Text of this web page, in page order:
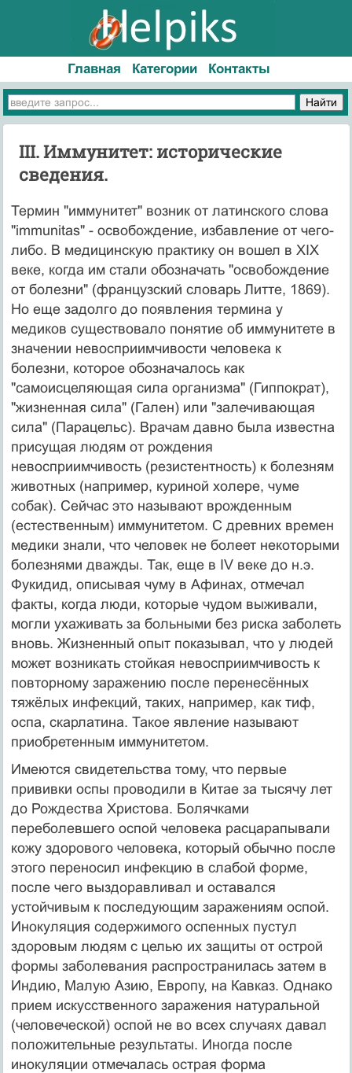
Главная Категории Контакты
III. Иммунитет: исторические
сведения.
Термин "иммунитет" возник от латинского слова
"immunitas" - освобождение, избавление от чего-
либо. В медицинскую практику он вошел в XIX
веке, когда им стали обозначать "освобождение
от болезни" (французский словарь Литте, 1869).
Но еще задолго до появления термина у
медиков существовало понятие об иммунитете в
значении невосприимчивости человека к
болезни, которое обозначалось как
"самоисцеляющая сила организма" (Гиппократ),
"жизненная сила" (Гален) или "залечивающая
сила" (Парацельс). Врачам давно была известна
присущая людям от рождения
невосприимчивость (резистентность) к болезням
животных (например, куриной холере, чуме
собак). Сейчас это называют врожденным
(естественным) иммунитетом. С древних времен
медики знали, что человек не болеет некоторыми
болезнями дважды. Так, еще в IV веке до н.э.
Фукидид, описывая чуму в Афинах, отмечал
факты, когда люди, которые чудом выживали,
могли ухаживать за больными без риска заболеть
вновь. Жизненный опыт показывал, что у людей
может возникать стойкая невосприимчивость к
повторному заражению после перенесённых
тяжёлых инфекций, таких, например, как тиф,
оспа, скарлатина. Такое явление называют
приобретенным иммунитетом.
Имеются свидетельства тому, что первые
прививки оспы проводили в Китае за тысячу лет
до Рождества Христова. Болячками
переболевшего оспой человека расцарапывали
кожу здорового человека, который обычно после
этого переносил инфекцию в слабой форме,
после чего выздоравливал и оставался
устойчивым к последующим заражениям оспой.
Инокуляция содержимого оспенных пустул
здоровым людям с целью их защиты от острой
формы заболевания распространилась затем в
Индию, Малую Азию, Европу, на Кавказ. Однако
прием искусственного заражения натуральной
(человеческой) оспой не во всех случаях давал
положительные результаты. Иногда после
инокуляции отмечалась острая форма